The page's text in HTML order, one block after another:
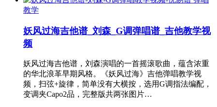
教学
妖风过海吉他谱_刘森_G调弹唱谱_吉他教学视
频
妖风过海吉他谱，刘森演唱的一首摇滚歌曲，蕴含浓重
的华北浪革早期风格。《妖风过海》吉他弹唱教学视
频，扫弦+旋律，简单没有大横按，选用G调指法编配，
变调夹Capo2品，完整版共两张图片…